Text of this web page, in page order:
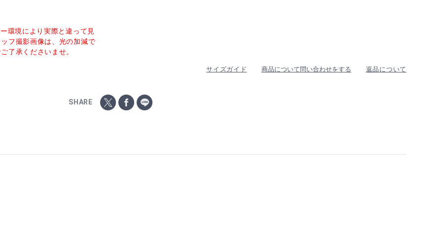
環境により実際と違って見
フ撮影画像は、光の加減で
了承くださいませ。
サイズガイド 商品について問い合わせをする 返品について
SHARE